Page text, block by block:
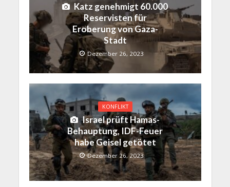
Katz genehmigt 60.000
Reservisten für
Eroberung von Gaza-
Stadt
Dezember 26, 2023
KONFLIKT
Israel prüft Hamas-
Behauptung, IDF-Feuer
habe Geisel getötet
Dezember 26, 2023